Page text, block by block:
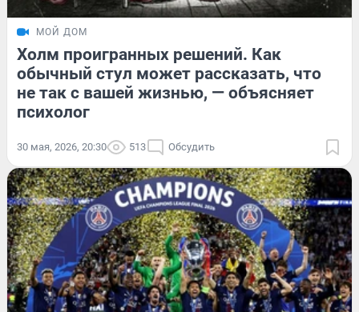
МОЙ ДОМ
Холм проигранных решений. Как
обычный стул может рассказать, что
не так с вашей жизнью, — объясняет
психолог
30 мая, 2026, 20:30 513 Обсудить